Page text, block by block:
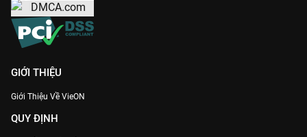
GIỚI THIỆU
Giới Thiệu Về VieON
QUY ĐỊNH